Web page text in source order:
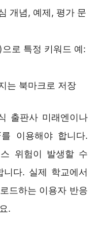
개념, 예제, 평가 문
로 특정 키워드 예:
는 북마크로 저장
출판사 미래엔이나
이용해야 합니다.
위험이 발생할 수
다. 실제 학교에서
드하는 이용자 반응
.